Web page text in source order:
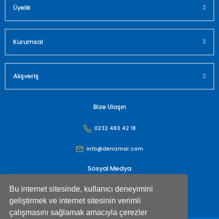
Bu internet sitesinde, kullanıcı deneyimini
geliştirmek ve internet sitesinin verimli
çalışmasını sağlamak amacıyla çerezler
Üyelik
Kurumsal
Alışveriş
Bize Ulaşın
0232 483 42 18
info@denizmar.com
Sosyal Medya